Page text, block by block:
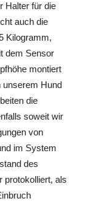
Halter für die
auch die
Kilogramm,
dem Sensor
montiert
unserem Hund
die
soweit wir
von
im System
des
protokolliert, als